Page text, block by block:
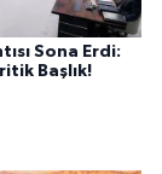
Sona Erdi:
Başlık!